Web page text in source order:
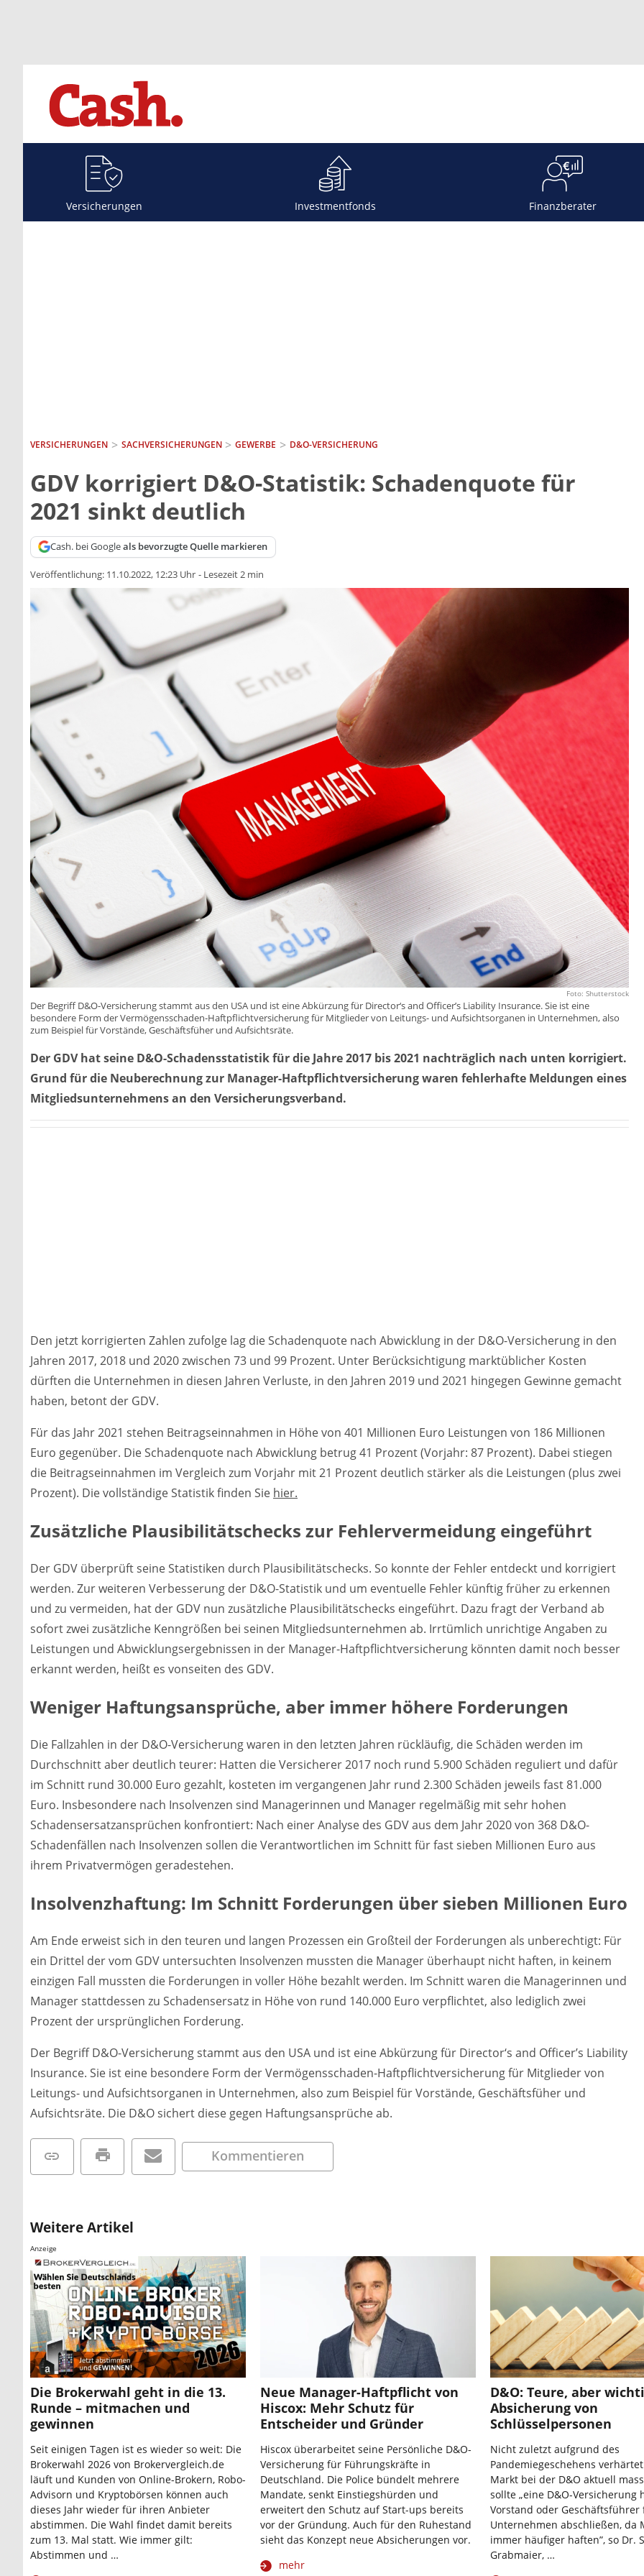
Versicherungen Investmentfonds Finanzberater
VERSICHERUNGEN SACH­VERSICHERUNGEN GEWERBE D&O-VERSICHERUNG
GDV korrigiert D&O-Statistik: Schadenquote für
2021 sinkt deutlich
Cash. bei Googleals bevorzugte Quelle markieren
Veröffentlichung: 11.10.2022, 12:23 Uhr - Lesezeit 2 min
Foto: Shutterstock
Der Begriff D&O-Versicherung stammt aus den USA und ist eine Abkürzung für Director‘s and Officer’s Liability Insurance. Sie ist eine
besondere Form der Vermögensschaden-Haftpflichtversicherung für Mitglieder von Leitungs- und Aufsichtsorganen in Unternehmen, also
zum Beispiel für Vorstände, Geschäftsfüher und Aufsichtsräte.
Der GDV hat seine D&O-Schadensstatistik für die Jahre 2017 bis 2021 nachträglich nach unten korrigiert.
Grund für die Neuberechnung zur Manager-Haftpflichtversicherung waren fehlerhafte Meldungen eines
Mitgliedsunternehmens an den Versicherungsverband.
Den jetzt korrigierten Zahlen zufolge lag die Schadenquote nach Abwicklung in der D&O-Versicherung in den
Jahren 2017, 2018 und 2020 zwischen 73 und 99 Prozent. Unter Berücksichtigung marktüblicher Kosten
dürften die Unternehmen in diesen Jahren Verluste, in den Jahren 2019 und 2021 hingegen Gewinne gemacht
haben, betont der GDV.
Für das Jahr 2021 stehen Beitragseinnahmen in Höhe von 401 Millionen Euro Leistungen von 186 Millionen
Euro gegenüber. Die Schadenquote nach Abwicklung betrug 41 Prozent (Vorjahr: 87 Prozent). Dabei stiegen
die Beitragseinnahmen im Vergleich zum Vorjahr mit 21 Prozent deutlich stärker als die Leistungen (plus zwei
Prozent). Die vollständige Statistik finden Sie hier.
Zusätzliche Plausibilitätschecks zur Fehlervermeidung eingeführt
Der GDV überprüft seine Statistiken durch Plausibilitätschecks. So konnte der Fehler entdeckt und korrigiert
werden. Zur weiteren Verbesserung der D&O-Statistik und um eventuelle Fehler künftig früher zu erkennen
und zu vermeiden, hat der GDV nun zusätzliche Plausibilitätschecks eingeführt. Dazu fragt der Verband ab
sofort zwei zusätzliche Kenngrößen bei seinen Mitgliedsunternehmen ab. Irrtümlich unrichtige Angaben zu
Leistungen und Abwicklungsergebnissen in der Manager-Haftpflichtversicherung könnten damit noch besser
erkannt werden, heißt es vonseiten des GDV.
Weniger Haftungsansprüche, aber immer höhere Forderungen
Die Fallzahlen in der D&O-Versicherung waren in den letzten Jahren rückläufig, die Schäden werden im
Durchschnitt aber deutlich teurer: Hatten die Versicherer 2017 noch rund 5.900 Schäden reguliert und dafür
im Schnitt rund 30.000 Euro gezahlt, kosteten im vergangenen Jahr rund 2.300 Schäden jeweils fast 81.000
Euro. Insbesondere nach Insolvenzen sind Managerinnen und Manager regelmäßig mit sehr hohen
Schadensersatzansprüchen konfrontiert: Nach einer Analyse des GDV aus dem Jahr 2020 von 368 D&O-
Schadenfällen nach Insolvenzen sollen die Verantwortlichen im Schnitt für fast sieben Millionen Euro aus
ihrem Privatvermögen geradestehen.
Insolvenzhaftung: Im Schnitt Forderungen über sieben Millionen Euro
Am Ende erweist sich in den teuren und langen Prozessen ein Großteil der Forderungen als unberechtigt: Für
ein Drittel der vom GDV untersuchten Insolvenzen mussten die Manager überhaupt nicht haften, in keinem
einzigen Fall mussten die Forderungen in voller Höhe bezahlt werden. Im Schnitt waren die Managerinnen und
Manager stattdessen zu Schadensersatz in Höhe von rund 140.000 Euro verpflichtet, also lediglich zwei
Prozent der ursprünglichen Forderung.
Der Begriff D&O-Versicherung stammt aus den USA und ist eine Abkürzung für Director‘s and Officer’s Liability
Insurance. Sie ist eine besondere Form der Vermögensschaden-Haftpflichtversicherung für Mitglieder von
Leitungs- und Aufsichtsorganen in Unternehmen, also zum Beispiel für Vorstände, Geschäftsfüher und
Aufsichtsräte. Die D&O sichert diese gegen Haftungsansprüche ab.
Kommentieren
Weitere Artikel
Anzeige
Die Brokerwahl geht in die 13.
Runde – mitmachen und
gewinnen
Seit einigen Tagen ist es wieder so weit: Die
Brokerwahl 2026 von Brokervergleich.de
läuft und Kunden von Online-Brokern, Robo-
Advisorn und Kryptobörsen können auch
dieses Jahr wieder für ihren Anbieter
abstimmen. Die Wahl findet damit bereits
zum 13. Mal statt. Wie immer gilt:
Abstimmen und …
Neue Manager-Haftpflicht von
Hiscox: Mehr Schutz für
Entscheider und Gründer
Hiscox überarbeitet seine Persönliche D&O-
Versicherung für Führungskräfte in
Deutschland. Die Police bündelt mehrere
Mandate, senkt Einstiegshürden und
erweitert den Schutz auf Start-ups bereits
vor der Gründung. Auch für den Ruhestand
sieht das Konzept neue Absicherungen vor.
mehr
D&O: Teure, aber
Absicherung von
Schlüsselpersonen
Nicht zuletzt aufgrund des
Pandemiegeschehens
Markt bei der D&O aktuell
sollte „eine D&O-Versicherung
Vorstand oder Geschäftsführer
Unternehmen abschließen, da
immer häufiger haften”, so Dr.
Grabmaier, …